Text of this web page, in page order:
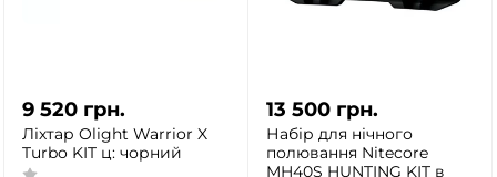
9 520 грн.
Ліхтар Olight Warrior X
Turbo KIT ц: чорний
13 500 грн.
Набір для нічного
полювання Nitecore
MH40S HUNTING KIT в